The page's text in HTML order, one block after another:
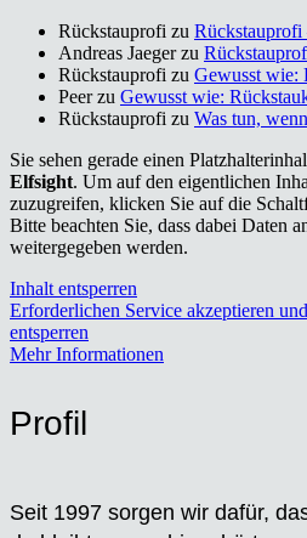
Rückstauprofi zu
Andreas Jaegerzu
Rückstauprofi zu Gewusst wie:
Peerzu Gewusst wie:
Rückstauprofi zu Was tun,
Sie sehen gerade einen
Elfsight. Um auf den eigentlichen
zuzugreifen, klicken Sie auf die
Bitte beachten Sie, dass dabei Daten
weitergegeben werden.
Inhalt entsperren
Erforderlichen Service akzeptieren
entsperren
Mehr Informationen
Pro­fil
Seit 1997 sor­gen wir dafür,